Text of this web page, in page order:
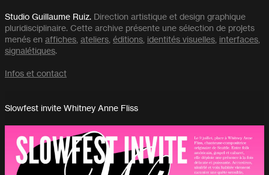
Studio Guillaume Ruiz. Direction artistique et design graphique
pluridisciplinaire. Cette archive présente une sélection de projets
menés en affiches, ateliers, éditions, identités visuelles, interfaces,
signalétiques.
Infos et contact
Slowfest invite Whitney Anne Fliss